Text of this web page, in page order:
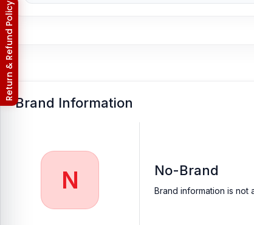
Brand Information
N No-Brand
Brand information is not
Return & Refund Policy